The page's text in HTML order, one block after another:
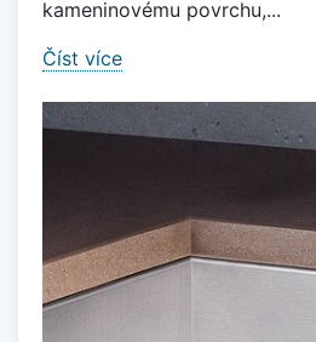
kameninovému povrchu,...
Číst více